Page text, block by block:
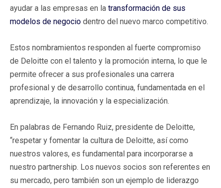
ayudar a las empresas en la transformación de sus
modelos de negocio dentro del nuevo marco competitivo.
Estos nombramientos responden al fuerte compromiso
de Deloitte con el talento y la promoción interna, lo que le
permite ofrecer a sus profesionales una carrera
profesional y de desarrollo continua, fundamentada en el
aprendizaje, la innovación y la especialización.
En palabras de Fernando Ruiz, presidente de Deloitte,
“respetar y fomentar la cultura de Deloitte, así como
nuestros valores, es fundamental para incorporarse a
nuestro partnership. Los nuevos socios son referentes en
su mercado, pero también son un ejemplo de liderazgo